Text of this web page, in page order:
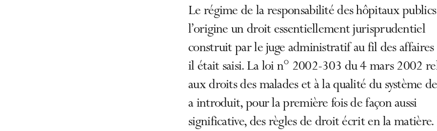
Le régime de la responsabilité des hôpitaux
l’origine un droit essentiellement jurisprudentiel
construit par le juge administratif au fil des
il était saisi. La loi n° 2002-303 du 4 mars 2002
aux droits des malades et à la qualité du système
a introduit, pour la première fois de façon aussi
significative, des règles de droit écrit en la matière.